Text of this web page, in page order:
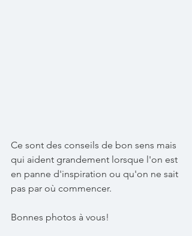
Ce sont des conseils de bon sens mais
qui aident grandement lorsque l'on est
en panne d'inspiration ou qu'on ne sait
pas par où commencer.
Bonnes photos à vous!